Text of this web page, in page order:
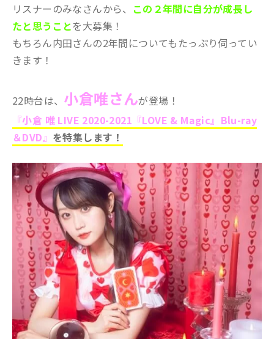
リスナーのみなさんから、 この２年間に自分が成長し
たと思うことを大募集！
もちろん内田さんの2年間についてもたっぷり伺ってい
きます！
22時台は、 小倉唯さんが登場！
『小倉 唯 LIVE 2020-2021『LOVE & Magic』Blu-ray
＆DVD』 を特集します！